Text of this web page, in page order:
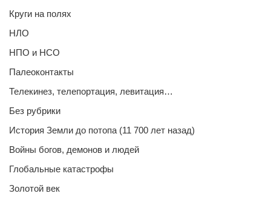
Круги на полях
НЛО
НПО и НСО
Палеоконтакты
Телекинез, телепортация, левитация…
Без рубрики
История Земли до потопа (11 700 лет назад)
Войны богов, демонов и людей
Глобальные катастрофы
Золотой век